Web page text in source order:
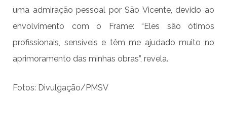
uma admiração pessoal por São Vicente, devido ao
envolvimento com o Frame: “Eles são ótimos
profissionais, sensíveis e têm me ajudado muito no
aprimoramento das minhas obras”, revela.
Fotos: Divulgação/PMSV